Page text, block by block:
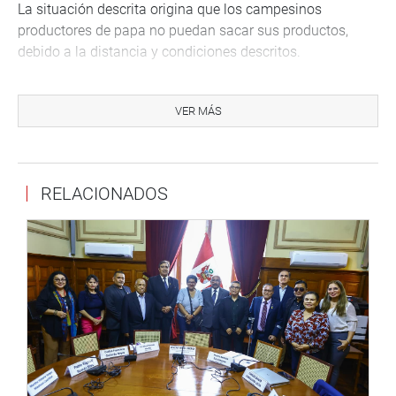
La situación descrita origina que los campesinos
productores de papa no puedan sacar sus productos,
debido a la distancia y condiciones descritos.
Lutacocha, Patarayog, Quechca, Cuchis, Vilcabamba del
distrito de Vilcabamba, provincia Daniel Alcides Carrión,
accesibilidad en adecuadas condiciones de
PROPONEN CREACIÓN DEL DISTRITO TIKAPALLANA
En otro momento, con votación unánime, el Pleno virtual
del Congreso aprobó la Ley que declara de interés
nacional y necesidad pública la creación del distrito de
Tikapallana, en la provincia de Cotabambas,
departamento de Apurímac.
VER MÁS
RELACIONADOS